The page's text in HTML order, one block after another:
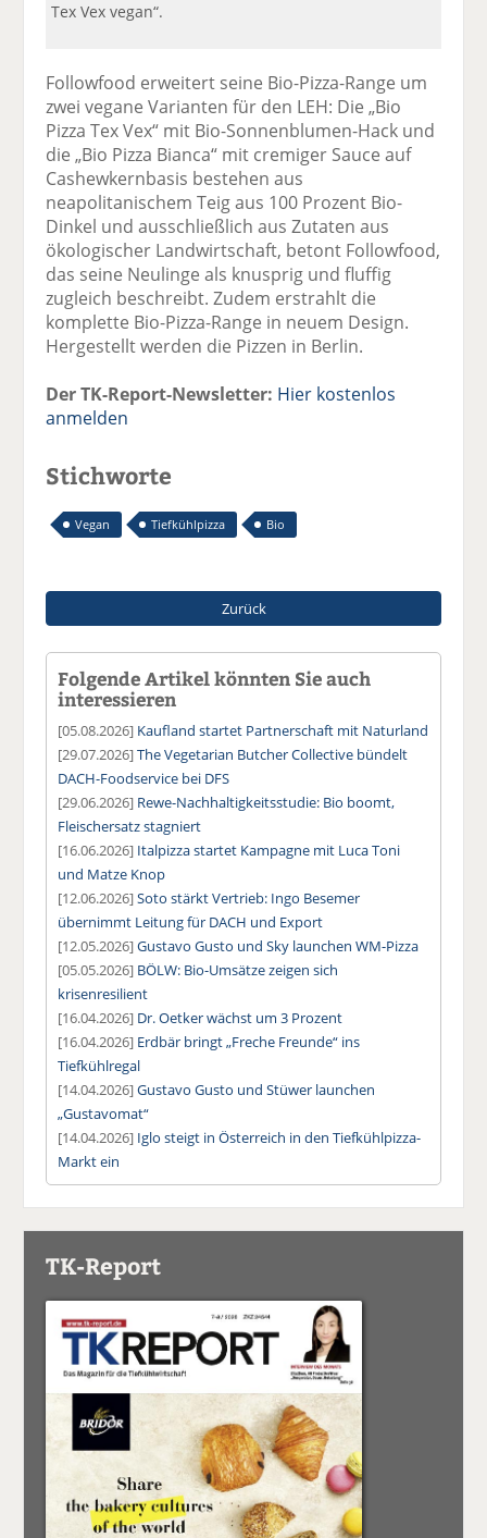
Tex Vex vegan“.
Followfood erweitert seine Bio-Pizza-Range um
zwei vegane Varianten für den LEH: Die „Bio
Pizza Tex Vex“ mit Bio-Sonnenblumen-Hack und
die „Bio Pizza Bianca“ mit cremiger Sauce auf
Cashewkernbasis bestehen aus
neapolitanischem Teig aus 100 Prozent Bio-
Dinkel und ausschließlich aus Zutaten aus
ökologischer Landwirtschaft, betont Followfood,
das seine Neulinge als knusprig und fluffig
zugleich beschreibt. Zudem erstrahlt die
komplette Bio-Pizza-Range in neuem Design.
Hergestellt werden die Pizzen in Berlin.
Der TK-Report-Newsletter: Hier kostenlos
anmelden
Stichworte
Vegan Tiefkühlpizza Bio
Zurück
Folgende Artikel könnten Sie auch
interessieren
[05.08.2026] Kaufland startet Partnerschaft mit Naturland
[29.07.2026]The Vegetarian Butcher Collective bündelt
DACH-Foodservice bei DFS
[29.06.2026] Rewe-Nachhaltigkeitsstudie: Bio boomt,
Fleischersatz stagniert
[16.06.2026] Italpizza startet Kampagne mit Luca Toni
und Matze Knop
[12.06.2026]Soto stärkt Vertrieb: Ingo Besemer
übernimmt Leitung für DACH und Export
[12.05.2026]Gustavo Gusto und Sky launchen WM-Pizza
[05.05.2026] BÖLW: Bio-Umsätze zeigen sich
krisenresilient
[16.04.2026] Dr. Oetker wächst um 3 Prozent
[16.04.2026] Erdbär bringt „Freche Freunde“ ins
Tiefkühlregal
[14.04.2026]Gustavo Gusto und Stüwer launchen
„Gustavomat“
[14.04.2026] Iglo steigt in Österreich in den Tiefkühlpizza-
Markt ein
TK-Report